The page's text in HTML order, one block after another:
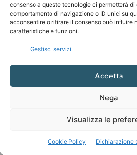
consenso a queste tecnologie ci permetterà di
comportamento di navigazione o ID unici su
acconsentire o ritirare il consenso può influire
caratteristiche e funzioni.
Gestisci servizi
Accetta
Nega
Visualizza le
Cookie Policy Dichiarazione